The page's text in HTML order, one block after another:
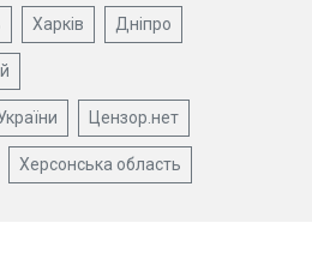
Харків Дніпро
Цензор.нет
Херсонська область